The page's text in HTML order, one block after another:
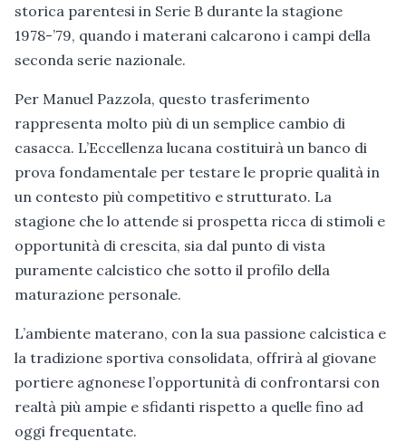
storica parentesi in Serie B durante la stagione
1978-’79, quando i materani calcarono i campi della
seconda serie nazionale.
Per Manuel Pazzola, questo trasferimento
rappresenta molto più di un semplice cambio di
casacca. L’Eccellenza lucana costituirà un banco di
prova fondamentale per testare le proprie qualità in
un contesto più competitivo e strutturato. La
stagione che lo attende si prospetta ricca di stimoli e
opportunità di crescita, sia dal punto di vista
puramente calcistico che sotto il profilo della
maturazione personale.
L’ambiente materano, con la sua passione calcistica e
la tradizione sportiva consolidata, offrirà al giovane
portiere agnonese l’opportunità di confrontarsi con
realtà più ampie e sfidanti rispetto a quelle fino ad
oggi frequentate.